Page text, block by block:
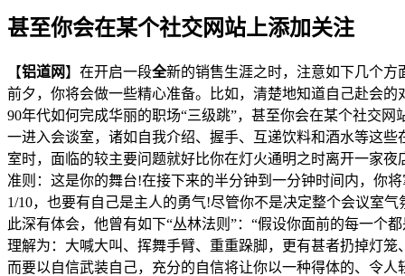
甚至你会在某个社交网站上添加关注
【铝道网】在开启一段全新的销售生涯之时，注意如下几个方
前夕，你将会做一些精心准备。比如，清楚地知道自己赴会
90年代如何完成华丽的职场“三级跳”，甚至你会在某个社交
一进入会谈室，诸如自我介绍、握手、互递饮料和酒水等这
室时，面临的较主要问题就好比你在灯火通明之时离开一家
准则：这是你的舞台!在接下来的半分钟到一分钟时间内，你
1/10，也要有自己是主人的勇气!尽管你不是决定整个会议室
此深有体会，他曾有如下“丛林法则”：“假设你面前的每一个
理解为：大喊大叫、挥舞手臂、重重跺脚，更有甚者扔掉灯
而要以自信武装自己，充分的自信将让你以一种得体的、令